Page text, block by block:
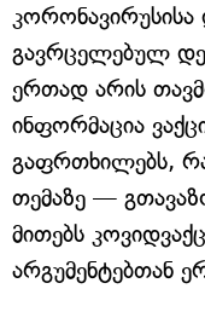
გავრცელებულ
ერთად არის
ინფორმაცია
გაფრთხილებს,
თემაზე —
მითებს
არგუმენტებთან